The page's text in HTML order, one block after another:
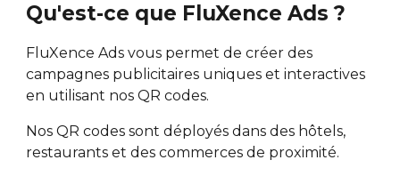
Qu'est-ce que FluXence Ads ?
FluXence Ads vous permet de créer des
campagnes publicitaires uniques et interactives
en utilisant nos QR codes.
Nos QR codes sont déployés dans des hôtels,
restaurants et des commerces de proximité.